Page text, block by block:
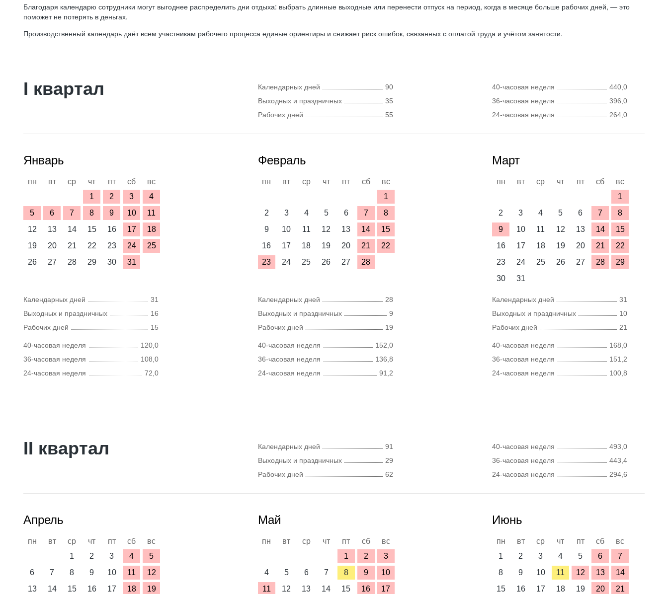
Благодаря календарю сотрудники могут выгоднее распределить дни отдыха: выбрать длинные выходные или перенести отпуск на период, когда в месяце больше рабочих дней, — это
поможет не потерять в деньгах.
Производственный календарь даёт всем участникам рабочего процесса единые ориентиры и снижает риск ошибок, связанных с оплатой труда и учётом занятости.
I квартал Календарных дней
90
Выходных и праздничных
35
Рабочих дней
55
40-часовая неделя
440,0
36-часовая неделя
396,0
24-часовая неделя
264,0
Январь
пн вт ср чт пт сб
вс
1
2 3
4
5
6 7 8 9 10
11
12
13 14 15 16 17
18
19
20 21 22 23 24
25
26
27 28 29 30 31
Календарных дней
31
Выходных и праздничных
16
Рабочих дней
15
40-часовая неделя
120,0
36-часовая неделя
108,0
24-часовая неделя
72,0
Февраль
пн вт ср чт пт сб
вс
1
2
3 4 5 6 7
8
9
10 11 12 13 14
15
16
17 18 19 20 21
22
23
24 25 26 27 28
Календарных дней
28
Выходных и праздничных
9
Рабочих дней
19
40-часовая неделя
152,0
36-часовая неделя
136,8
24-часовая неделя
91,2
Март
пн вт ср чт пт сб
вс
1
2
3 4 5 6 7
8
9
10 11 12 13 14
15
16
17 18 19 20 21
22
23
24 25 26 27 28
29
30
31
Календарных дней
31
Выходных и праздничных
10
Рабочих дней
21
40-часовая неделя
168,0
36-часовая неделя
151,2
24-часовая неделя
100,8
II квартал Календарных дней
91
Выходных и праздничных
29
Рабочих дней
62
40-часовая неделя
493,0
36-часовая неделя
443,4
24-часовая неделя
294,6
Апрель
пн вт ср чт пт сб
вс
1
2 3 4
5
6
7 8 9 10 11
12
13
14 15 16 17 18
19
Май
пн вт ср чт пт сб
вс
1
2
3
4
5 6 7 8 9
10
11
12 13 14 15 16
17
Июнь
пн вт ср чт пт сб
вс
1
2 3 4 5 6
7
8
9 10 11 12 13
14
15
16 17 18 19 20
21